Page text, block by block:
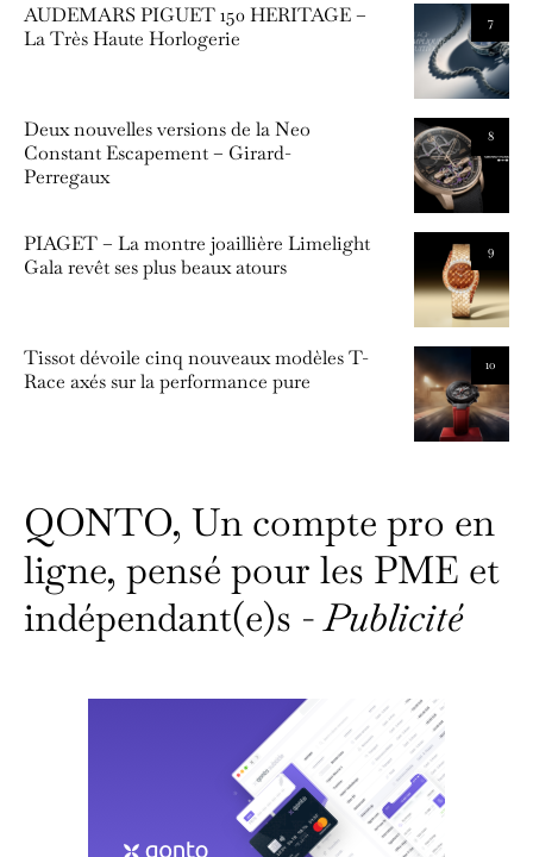
7
AUDEMARS PIGUET 150 HERITAGE –
La Très Haute Horlogerie
8
Deux nouvelles versions de la Neo
Constant Escapement – Girard-
Perregaux
9
PIAGET – La montre joaillière Limelight
Gala revêt ses plus beaux atours
10
Tissot dévoile cinq nouveaux modèles T-
Race axés sur la performance pure
QONTO, Un compte pro en
ligne, pensé pour les PME et
indépendant(e)s -Publicité